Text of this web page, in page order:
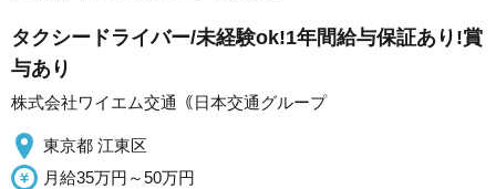
タクシードライバー/未経験ok!1年間給与保証あり!賞
与あり
株式会社ワイエム交通｟日本交通グループ
東京都 江東区
月給35万円～50万円